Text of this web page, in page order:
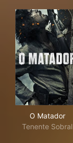
O Matador
Tenente Sobral